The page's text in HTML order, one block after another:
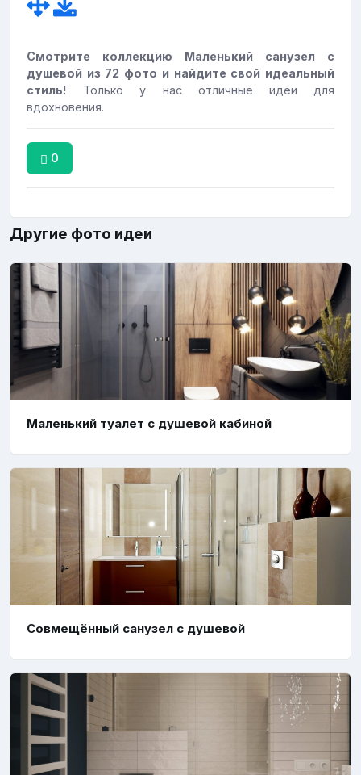
Смотрите коллекцию Маленький санузел с
душевой из 72 фото и найдите свой идеальный
стиль!
Только у нас отличные идеи для
вдохновения.
0
Другие фото идеи
Маленький туалет с душевой кабиной
Совмещённый санузел с душевой